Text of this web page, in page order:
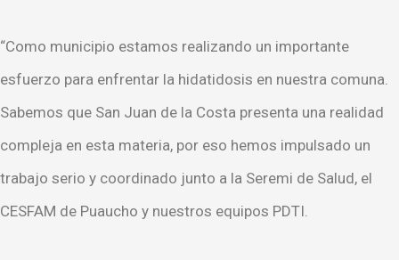
“Como municipio estamos realizando un importante
esfuerzo para enfrentar la hidatidosis en nuestra comuna.
Sabemos que San Juan de la Costa presenta una realidad
compleja en esta materia, por eso hemos impulsado un
trabajo serio y coordinado junto a la Seremi de Salud, el
CESFAM de Puaucho y nuestros equipos PDTI.